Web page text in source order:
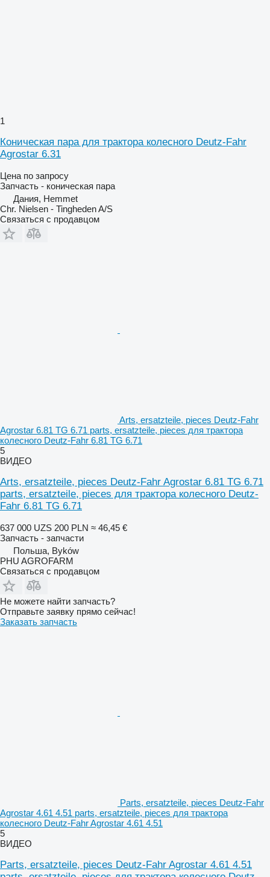
1
Коническая пара для трактора колесного Deutz-Fahr
Agrostar 6.31
Цена по запросу
Запчасть - коническая пара
Дания, Hemmet
Chr. Nielsen - Tingheden A/S
Связаться с продавцом
Arts, ersatzteile, pieces Deutz-Fahr
Agrostar 6.81 TG 6.71 parts, ersatzteile, pieces для трактора
колесного Deutz-Fahr 6.81 TG 6.71
5
ВИДЕО
Arts, ersatzteile, pieces Deutz-Fahr Agrostar 6.81 TG 6.71
parts, ersatzteile, pieces для трактора колесного Deutz-
Fahr 6.81 TG 6.71
637 000 UZS 200 PLN ≈ 46,45 €
Запчасть - запчасти
Польша, Byków
PHU AGROFARM
Связаться с продавцом
Не можете найти запчасть?
Отправьте заявку прямо сейчас!
Заказать запчасть
Parts, ersatzteile, pieces Deutz-Fahr
Agrostar 4.61 4.51 parts, ersatzteile, pieces для трактора
колесного Deutz-Fahr Agrostar 4.61 4.51
5
ВИДЕО
Parts, ersatzteile, pieces Deutz-Fahr Agrostar 4.61 4.51